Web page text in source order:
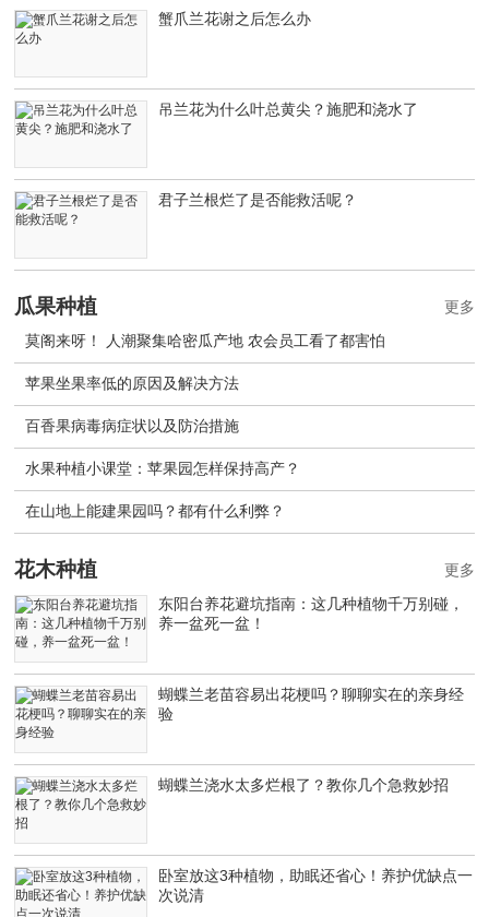
蟹爪兰花谢之后怎么办
吊兰花为什么叶总黄尖？施肥和浇水了
君子兰根烂了是否能救活呢？
瓜果种植
莫阁来呀！ 人潮聚集哈密瓜产地 农会员工看了都害怕
苹果坐果率低的原因及解决方法
百香果病毒病症状以及防治措施
水果种植小课堂：苹果园怎样保持高产？
在山地上能建果园吗？都有什么利弊？
更多
花木种植
东阳台养花避坑指南：这几种植物千万别碰，
养一盆死一盆！
蝴蝶兰老苗容易出花梗吗？聊聊实在的亲身经
验
蝴蝶兰浇水太多烂根了？教你几个急救妙招
卧室放这3种植物，助眠还省心！养护优缺点一
次说清
更多